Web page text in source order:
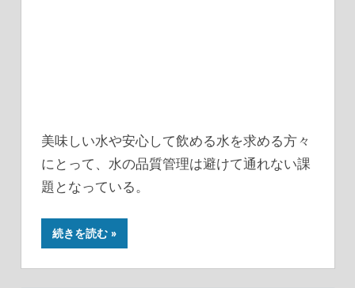
美味しい水や安心して飲める水を求める方々
にとって、水の品質管理は避けて通れない課
題となっている。
続きを読む